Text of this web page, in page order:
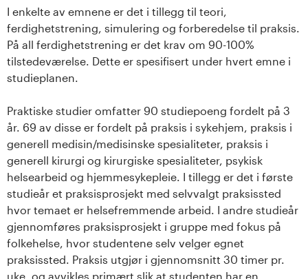
I enkelte av emnene er det i tillegg til teori,
ferdighetstrening, simulering og forberedelse til praksis.
På all ferdighetstrening er det krav om 90-100%
tilstedeværelse. Dette er spesifisert under hvert emne i
studieplanen.
Praktiske studier omfatter 90 studiepoeng fordelt på 3
år. 69 av disse er fordelt på praksis i sykehjem, praksis i
generell medisin/medisinske spesialiteter, praksis i
generell kirurgi og kirurgiske spesialiteter, psykisk
helsearbeid og hjemmesykepleie. I tillegg er det i første
studieår et praksisprosjekt med selvvalgt praksissted
hvor temaet er helsefremmende arbeid. I andre studieår
gjennomføres praksisprosjekt i gruppe med fokus på
folkehelse, hvor studentene selv velger egnet
praksissted. Praksis utgjør i gjennomsnitt 30 timer pr.
uke, og avvikles primært slik at studenten har en